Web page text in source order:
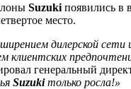
Suzuki появились в
место.
дилерской
клиентских
генеральный
Suzukiтолько росла!»